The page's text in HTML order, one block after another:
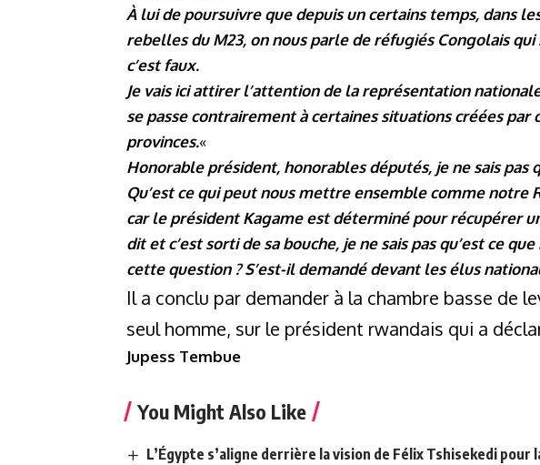
À lui de poursuivre que depuis un certains temps, dans
rebelles du M23, on nous parle de réfugiés Congolais
c’est faux.
Je vais ici attirer l’attention de la représentation
se passe contrairement à certaines situations créées par
provinces.«
Honorable président, honorables députés, je ne sais pas
Qu’est ce qui peut nous mettre ensemble comme notre
car le président Kagame est déterminé pour récupérer
dit et c’est sorti de sa bouche, je ne sais pas qu’est ce
cette question ? S’est-il demandé devant les élus
Il a conclu par demander à la chambre basse de
seul homme, sur le président rwandais qui a
Jupess Tembue
You Might Also Like
L’Égypte s’aligne derrière la vision de Félix Tshisekedi pour